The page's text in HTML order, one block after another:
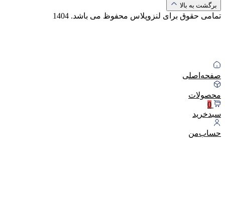
برگشت به بالا
تمامی حقوق برای لنزوپلاس محفوظ می باشد. 1404
صفحه‌اصلی
محصولات
0
سبد‌خرید
حساب‌من